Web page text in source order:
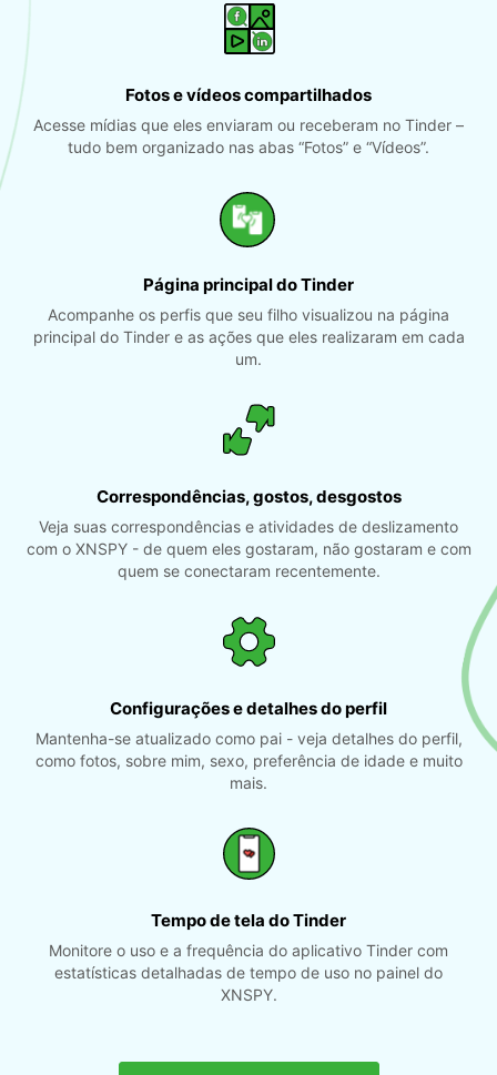
Fotos e vídeos compartilhados
Acesse mídias que eles enviaram ou receberam no Tinder –
tudo bem organizado nas abas “Fotos” e “Vídeos”.
Página principal do Tinder
Acompanhe os perfis que seu filho visualizou na página
principal do Tinder e as ações que eles realizaram em cada
um.
Correspondências, gostos, desgostos
Veja suas correspondências e atividades de deslizamento
com o XNSPY - de quem eles gostaram, não gostaram e com
quem se conectaram recentemente.
Configurações e detalhes do perfil
Mantenha-se atualizado como pai - veja detalhes do perfil,
como fotos, sobre mim, sexo, preferência de idade e muito
mais.
Tempo de tela do Tinder
Monitore o uso e a frequência do aplicativo Tinder com
estatísticas detalhadas de tempo de uso no painel do
XNSPY.